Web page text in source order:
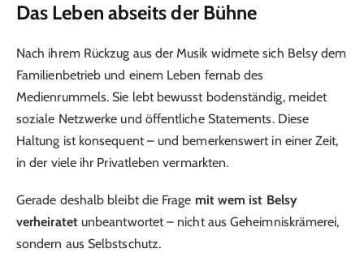
Das Leben abseits der Bühne
Nach ihrem Rückzug aus der Musik widmete sich Belsy dem
Familienbetrieb und einem Leben fernab des
Medienrummels. Sie lebt bewusst bodenständig, meidet
soziale Netzwerke und öffentliche Statements. Diese
Haltung ist konsequent – und bemerkenswert in einer Zeit,
in der viele ihr Privatleben vermarkten.
Gerade deshalb bleibt die Frage mit wem ist Belsy
verheiratetunbeantwortet – nicht aus Geheimniskrämerei,
sondern aus Selbstschutz.